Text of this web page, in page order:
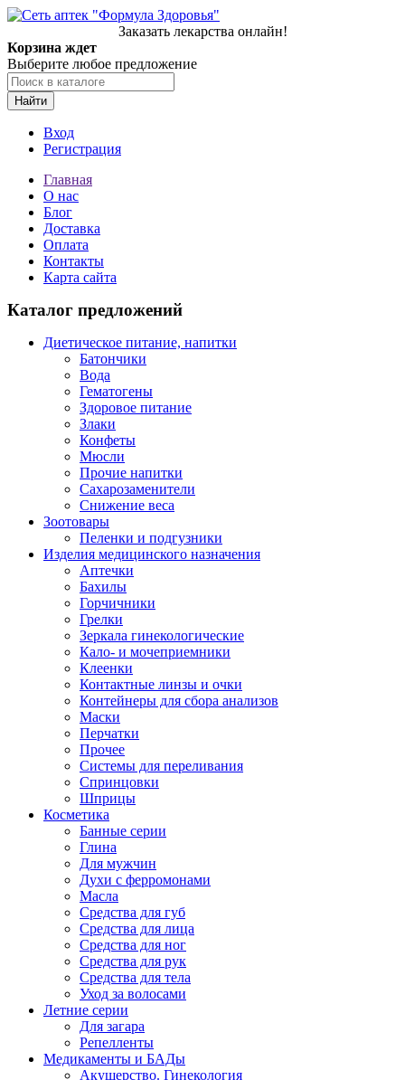
Заказать лекарства онлайн!
Корзина ждет
Выберите любое предложение
Найти
Вход
Регистрация
Главная
О нас
Блог
Доставка
Оплата
Контакты
Карта сайта
Каталог предложений
Диетическое питание, напитки
Батончики
Вода
Гематогены
Здоровое питание
Злаки
Конфеты
Мюсли
Прочие напитки
Сахарозаменители
Снижение веса
Зоотовары
Пеленки и подгузники
Изделия медицинского назначения
Аптечки
Бахилы
Горчичники
Грелки
Зеркала гинекологические
Кало- и мочеприемники
Клеенки
Контактные линзы и очки
Контейнеры для сбора анализов
Маски
Перчатки
Прочее
Системы для переливания
Спринцовки
Шприцы
Косметика
Банные серии
Глина
Для мужчин
Духи с ферромонами
Масла
Средства для губ
Средства для лица
Средства для ног
Средства для рук
Средства для тела
Уход за волосами
Летние серии
Для загара
Репелленты
Медикаменты и БАДы
Акушерство. Гинекология